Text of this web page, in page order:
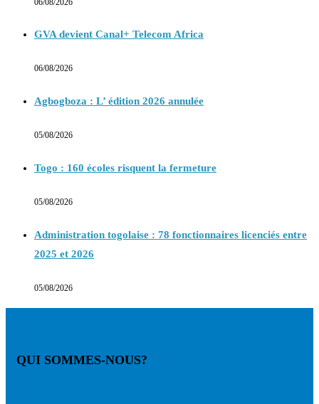
GVA devient Canal+ Telecom Africa
06/08/2026
Agbogboza : L’ édition 2026 annulée
05/08/2026
Togo : 160 écoles risquent la fermeture
05/08/2026
Administration togolaise : 78 fonctionnaires licenciés entre
2025 et 2026
05/08/2026
QUI SOMMES-NOUS?